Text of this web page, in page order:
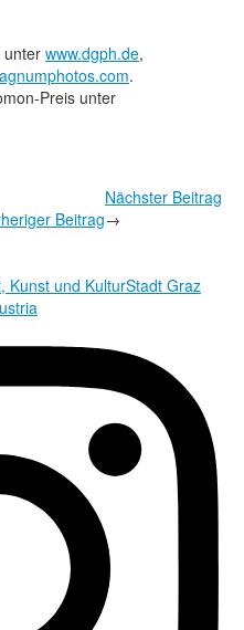
unter www.dgph.de,
.
Preis unter
Beitrag
Nächster Beitrag
→
Kunst und KulturStadt Graz